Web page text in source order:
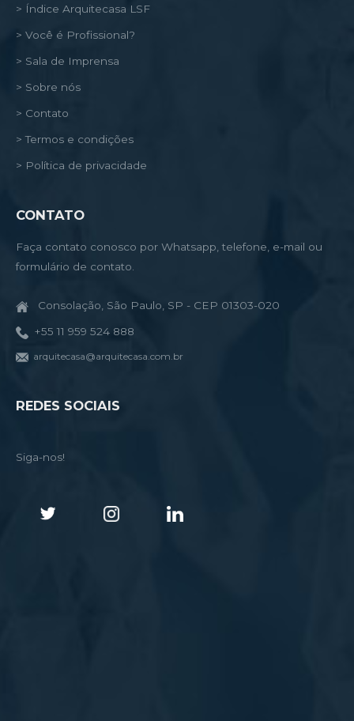
> Índice Arquitecasa LSF
> Você é Profissional?
> Sala de Imprensa
> Sobre nós
> Contato
> Termos e condições
> Política de privacidade
CONTATO
Faça contato conosco por Whatsapp, telefone, e-mail ou
formulário de contato.
Consolação, São Paulo, SP - CEP 01303-020
+55 11 959 524 888
arquitecasa@arquitecasa.com.br
REDES SOCIAIS
Siga-nos!